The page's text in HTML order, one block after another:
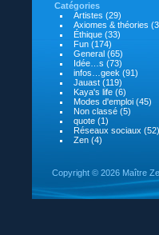
Catégories
Artistes (29)
Axiomes & théories
Éthique (33)
Fun (174)
General (65)
Idée…s (73)
infos…geek (91)
Jauast (119)
Kaya's life (6)
Modes d'emploi (45)
Non classé (5)
quote (1)
Réseaux sociaux (52)
Zen (4)
Copyright © 2026 Maître